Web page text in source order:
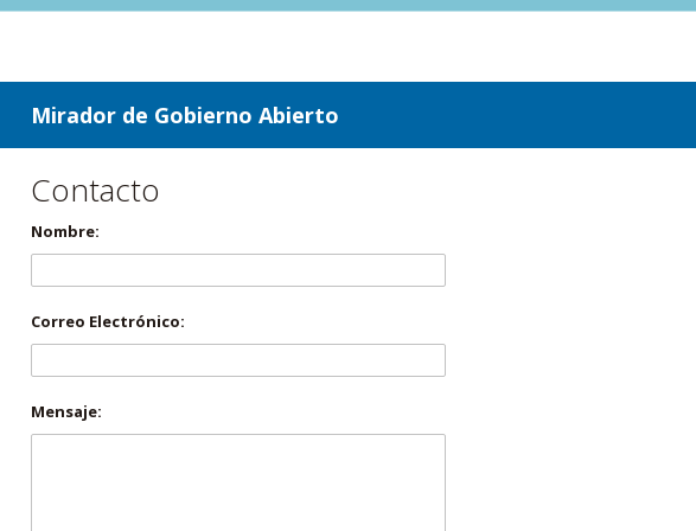
ir a contenido
ir al menú
Mirador de Gobierno Abierto
Contacto
Nombre:
Correo Electrónico:
Mensaje: